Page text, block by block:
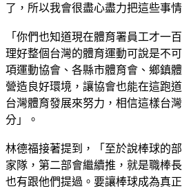
了，所以我會很盡心盡力把這些事
「你們也知道現在體育署員工才一
理好整個台灣的體育運動可說是不
項運動協會、各縣市體育會、鄉鎮
營造良好環境，讓協會也能在這跑
台灣體育發展來努力，相信這樣台
分」。
林德福接著提到，「至於說棒球的
家隊，第二部會繼續推，就是職棒
也有跟他們提過。要讓棒球成為真